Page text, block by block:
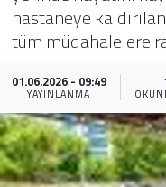
hastaneye
tüm müdahalelere
01.06.2026 - 09:49
YAYINLANMA
Teknoloji
Yaşam
Sağlık
Yazarlar